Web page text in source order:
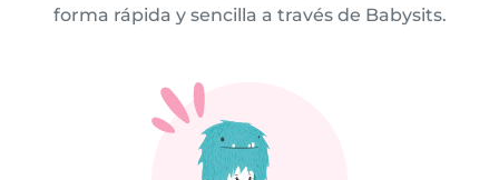
forma rápida y sencilla a través de Babysits.